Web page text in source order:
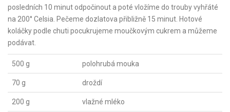
posledních 10 minut odpočinout a poté vložíme do trouby vyhřáté
na 200° Celsia. Pečeme dozlatova přibližně 15 minut. Hotové
koláčky podle chuti pocukrujeme moučkovým cukrem a můžeme
podávat.
500 g polohrubá mouka
70 g droždí
200 g vlažné mléko